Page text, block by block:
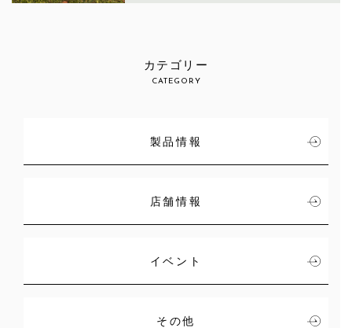
カテゴリー
CATEGORY
製品情報
店舗情報
イベント
その他